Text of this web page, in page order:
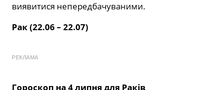
виявитися непередбачуваними.
Рак (22.06 – 22.07)
РЕКЛАМА
Гороскоп на 4 липня для Раків